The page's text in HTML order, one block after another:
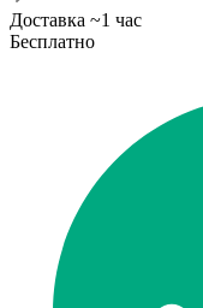
Доставка ~1 час
Бесплатно